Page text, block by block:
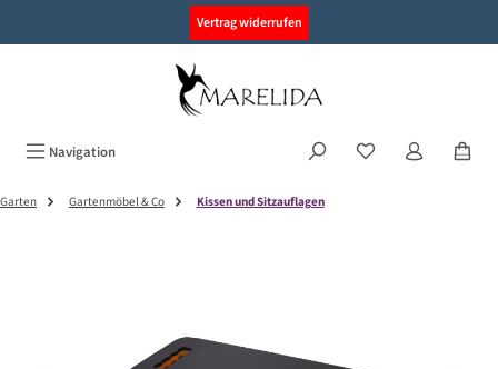
Vertrag widerrufen
Navigation
Garten Gartenmöbel & Co Kissen und Sitzauflagen